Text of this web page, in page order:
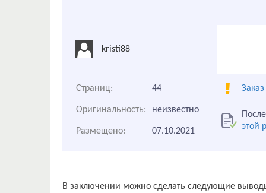
kristi88
Страниц: 44
Оригинальность: неизвестно
этой
Размещено: 07.10.2021
В заключении можно сделать следующие